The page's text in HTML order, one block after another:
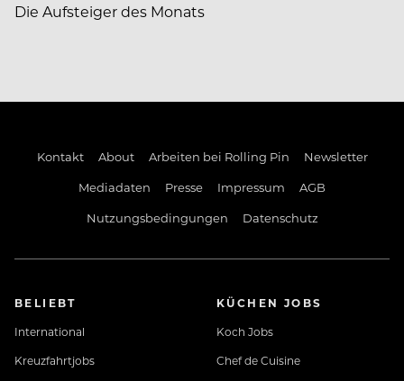
Die Aufsteiger des Monats
Kontakt About Arbeiten bei Rolling Pin
Newsletter
Mediadaten
Presse Impressum
AGB
Nutzungsbedingungen
Datenschutz
BELIEBT
International
Kreuzfahrtjobs
KÜCHEN JOBS
Koch Jobs
Chef de Cuisine